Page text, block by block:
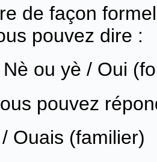
de façon
pouvez dire :
ou yè / Oui
pouvez
Ouais (familier)